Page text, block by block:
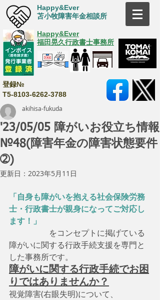
Happy&Ever
苫小牧障害年金相談所
Happy&Ever
福田晃久行政書士事務所
登録№
T5-8103-6262-3788
'23/05/05 障がいお役立ち情報
№48(障害年金の障害状態要件
➁)
akihisa-fukuda
更新日： 2023年5月11日
「自身も障がいを抱える社会保険労務
士・行政書士が親身になってご対応し
ます！」
をコンセプトに掲げている
障がいに関する行政手続支援を専門と
した事務所です。
障がいに関する行政手続でお困
りではありませんか？
視覚障害(右眼失明)について、